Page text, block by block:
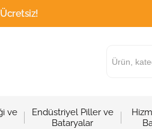
ve
Endüstriyel Piller ve
Bataryalar